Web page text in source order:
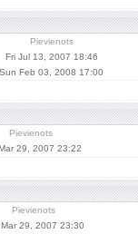
Pievienots
Fri Jul 13, 2007 18:46
Sun Feb 03, 2008 17:00
Pievienots
29, 2007 23:22
Pievienots
29, 2007 23:30